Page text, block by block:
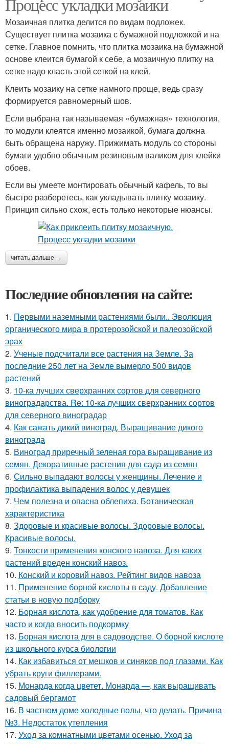
Мозаичная плитка делится по видам подложек.
Существует плитка мозаика с бумажной подложкой и на
сетке. Главное помнить, что плитка мозаика на бумажной
основе клеится бумагой к себе, а мозаичную плитку на
сетке надо класть этой сеткой на клей.
Клеить мозаику на сетке намного проще, ведь сразу
формируется равномерный шов.
Если выбрана так называемая «бумажная» технология,
то модули клеятся именно мозаикой, бумага должна
быть обращена наружу. Прижимать модуль со стороны
бумаги удобно обычным резиновым валиком для клейки
обоев.
Если вы умеете монтировать обычный кафель, то вы
быстро разберетесь, как укладывать плитку мозаику.
Принцип сильно схож, есть только некоторые нюансы.
читать дальше →
Последние обновления на сайте:
1. Первыми наземными растениями были.. Эволюция
органического мира в протерозойской и палеозойской
эрах
2. Ученые подсчитали все растения на Земле. За
последние 250 лет на Земле вымерло 500 видов
растений
3. 10-ка лучших сверхранних сортов для северного
виноградарства. Re: 10-ка лучших сверхранних сортов
для северного виноградар
4. Как сажать дикий виноград. Выращивание дикого
винограда
5. Виноград приречный зеленая гора выращивание из
семян. Декоративные растения для сада из семян
6. Сильно выпадают волосы у женщины. Лечение и
профилактика выпадения волос у девушек
7. Чем полезна и опасна облепиха. Ботаническая
характеристика
8. Здоровые и красивые волосы. Здоровые волосы.
Красивые волосы.
9. Тонкости применения конского навоза. Для каких
растений вреден конский навоз.
10. Конский и коровий навоз. Рейтинг видов навоза
11. Применение борной кислоты в саду. Добавление
статьи в новую подборку
12. Борная кислота, как удобрение для томатов. Как
часто и когда вносить подкормку
13. Борная кислота для в садоводстве. О борной кислоте
из школьного курса биологии
14. Как избавиться от мешков и синяков под глазами. Как
убрать круги филлерами.
15. Монарда когда цветет. Монарда —, как выращивать
садовый бергамот
16. В частном доме холодные полы, что делать. Причина
№3. Недостаток утепления
17. Уход за комнатными цветами осенью. Уход за